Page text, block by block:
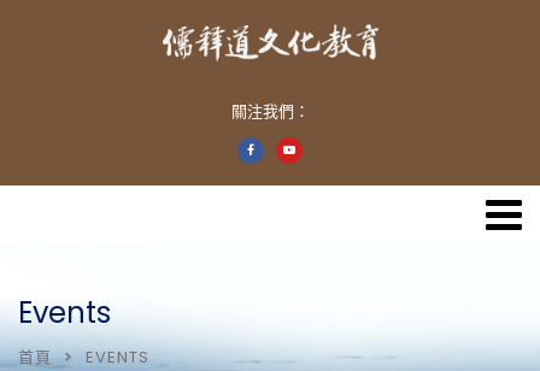
關注我們：
Events
首頁 EVENTS